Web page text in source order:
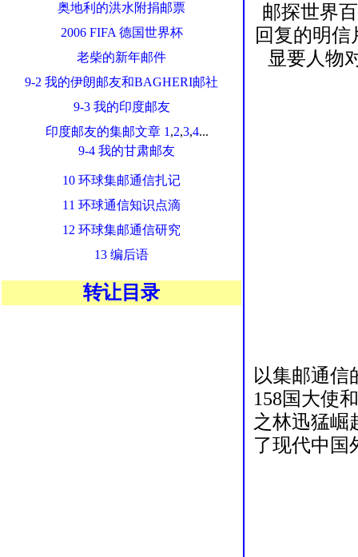
奥地利的洪水附捐邮票
2006 FIFA 德国世界杯
老柴的新年邮件
9-2 我的伊朗邮友和BAGHERI邮社
9-3 我的印度邮友
印度邮友的集邮文章 1 ,2,3,4...
9-4 我的甘肃邮友
10 环球集邮通信扎记
11 环球通信知识点滴
12 环球集邮通信研究
13 编后语
转让目录
邮探世界
回复的明
显要人物
以集邮通信
158国大使
之林迅猛崛
了现代中国